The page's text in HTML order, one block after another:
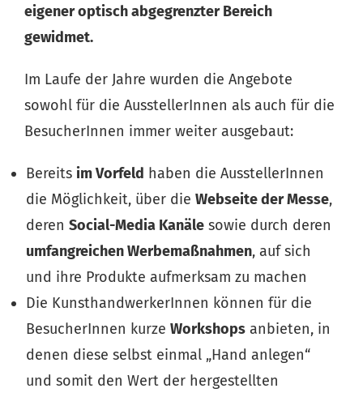
eigener optisch abgegrenzter Bereich
gewidmet.
Im Laufe der Jahre wurden die Angebote
sowohl für die AusstellerInnen als auch für die
BesucherInnen immer weiter ausgebaut:
Bereits im Vorfeld haben die AusstellerInnen
die Möglichkeit, über die Webseite der Messe,
deren Social-Media Kanäle sowie durch deren
umfangreichen Werbemaßnahmen, auf sich
und ihre Produkte aufmerksam zu machen
Die KunsthandwerkerInnen können für die
BesucherInnen kurze Workshops anbieten, in
denen diese selbst einmal „Hand anlegen“
und somit den Wert der hergestellten